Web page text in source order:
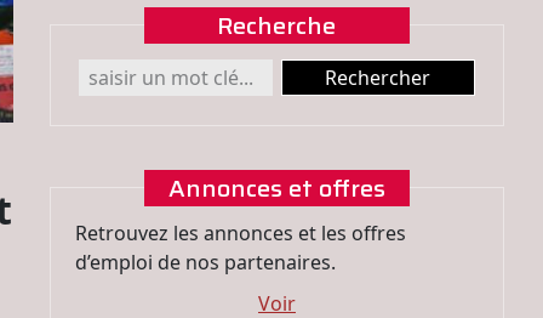
Recherche
Annonces et offres
Retrouvez les annonces et les offres
d’emploi de nos partenaires.
Voir